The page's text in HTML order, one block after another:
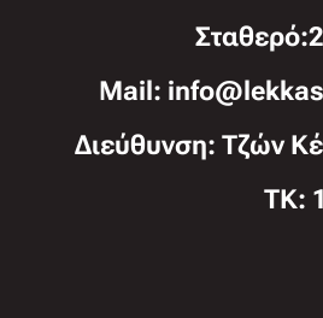
Mail:
Διεύθυνση: Τζών
TK: